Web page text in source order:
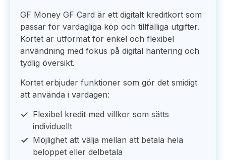
GF Money GF Card är ett digitalt kreditkort som
passar för vardagliga köp och tillfälliga utgifter.
Kortet är utformat för enkel och flexibel
användning med fokus på digital hantering och
tydlig översikt.
Kortet erbjuder funktioner som gör det smidigt
att använda i vardagen:
Flexibel kredit med villkor som sätts
individuellt
Möjlighet att välja mellan att betala hela
beloppet eller delbetala